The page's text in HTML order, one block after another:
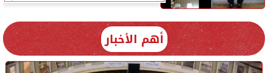
أهم الأخبار